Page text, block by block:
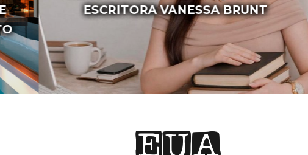
LIVRE PELA BAHIA
EUA